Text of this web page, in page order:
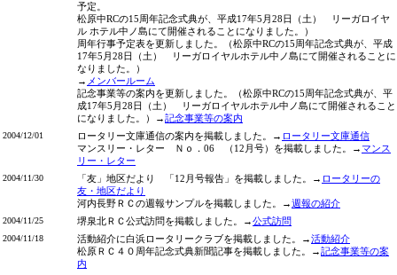
予定。
松原中RCの15周年記念式典が、平成17年5月28日（土） リーガロイヤ
ル ホテル中ノ島にて開催されることになりました。）
周年行事予定表を更新しました。（松原中RCの15周年記念式典が、平成
17年5月28日（土） リーガロイヤルホテル中ノ島にて開催されることに
なりました。）
→ メンバールーム
記念事業等の案内を更新しました。（松原中RCの15周年記念式典が、平
成17年5月28日（土） リーガロイヤルホテル中ノ島にて開催されること
になりました。）→記念事業等の案内
2004/12/01 ロータリー文庫通信の案内を掲載しました。→ ロータリー文庫通信
マンスリー・レター Ｎｏ．06 （12月号）を掲載しました。→マンス
リー・レター
2004/11/30 「友」地区だより 「12月号報告」を掲載しました。→ ロータリーの
友・地区だより
河内長野ＲＣの週報サンプルを掲載しました。→週報の紹介
2004/11/25 堺泉北ＲＣ公式訪問を掲載しました。→公式訪問
2004/11/18 活動紹介に白浜ロータリークラブを掲載しました。→活動紹介
松原ＲＣ４０周年記念式典新聞記事を掲載しました。→記念事業等の案
内